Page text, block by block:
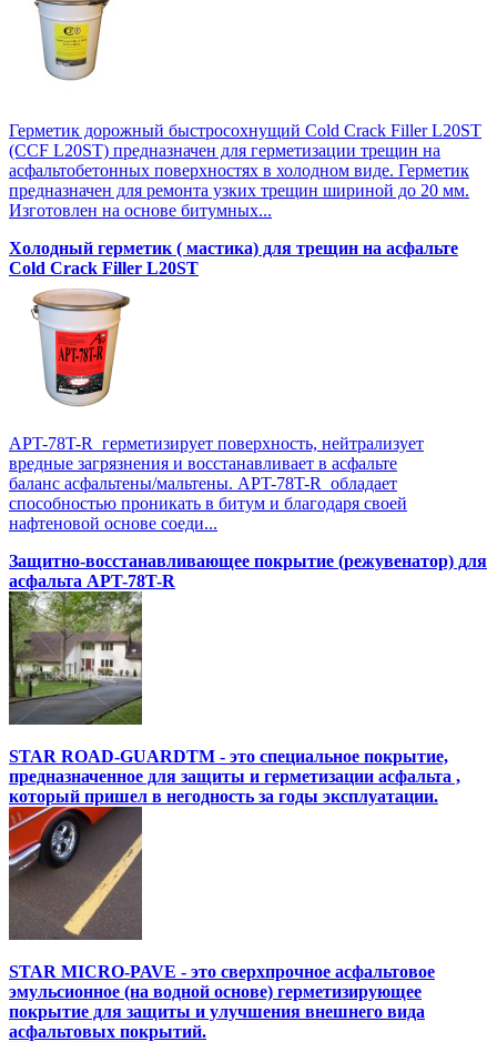
Герметик дорожный быстросохнущий Cold Crack Filler L20SТ
(CCF L20SТ) предназначен для герметизации трещин на
асфальтобетонных поверхностях в холодном виде. Герметик
предназначен для ремонта узких трещин шириной до 20 мм.
Изготовлен на основе битумных...
Холодный герметик ( мастика) для трещин на асфальте
Cold Crack Filler L20SТ
APT-78T-R герметизирует поверхность, нейтрализует
вредные загрязнения и восстанавливает в асфальте
баланс асфальтены/мальтены. APT-78T-R обладает
способностью проникать в битум и благодаря своей
нафтеновой основе соеди...
Защитно-восстанавливающее покрытие (режувенатор) для
асфальта APT-78T-R
STAR ROAD-GUARDTM - это специальное покрытие,
предназначенное для защиты и герметизации асфальта ,
который пришел в негодность за годы эксплуатации.
STAR MICRO-PAVE - это сверхпрочное асфальтовое
эмульсионное (на водной основе) герметизирующее
покрытие для защиты и улучшения внешнего вида
асфальтовых покрытий.